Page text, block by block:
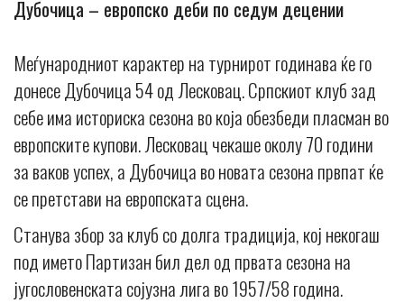
Дубочица – европско деби по седум децении
Меѓународниот карактер на турнирот годинава ќе го
донесе Дубочица 54 од Лесковац. Српскиот клуб зад
себе има историска сезона во која обезбеди пласман во
европските купови. Лесковац чекаше околу 70 години
за ваков успех, а Дубочица во новата сезона првпат ќе
се претстави на европската сцена.
Станува збор за клуб со долга традиција, кој некогаш
под името Партизан бил дел од првата сезона на
југословенската сојузна лига во 1957/58 година.